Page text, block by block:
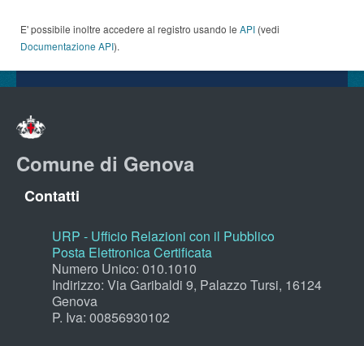
E' possibile inoltre accedere al registro usando le API (vedi
Documentazione API).
Comune di Genova
Contatti
URP - Ufficio Relazioni con il Pubblico
Posta Elettronica Certificata
Numero Unico: 010.1010
Indirizzo: Via Garibaldi 9, Palazzo Tursi, 16124
Genova
P. Iva: 00856930102